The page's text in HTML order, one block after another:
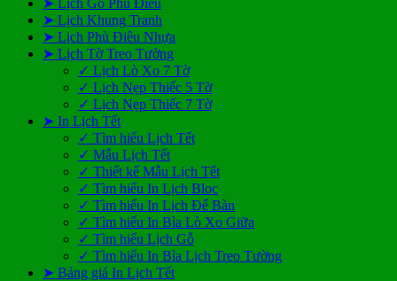
➤ Lịch Khung Tranh
➤ Lịch Phù Điêu Nhựa
➤ Lịch Tờ Treo Tường
✓ Lịch Lò Xo 7 Tờ
✓ Lịch Nẹp Thiếc 5 Tờ
✓ Lịch Nẹp Thiếc 7 Tờ
➤ In Lịch Tết
✓ Tìm hiểu Lịch Tết
✓ Mẫu Lịch Tết
✓ Thiết kế Mẫu Lịch Tết
✓ Tìm hiểu In Lịch Bloc
✓ Tìm hiểu In Lịch Để Bàn
✓ Tìm hiểu In Bìa Lò Xo Giữa
✓ Tìm hiểu Lịch Gỗ
✓ Tìm hiểu In Bìa Lịch Treo Tường
➤ Bảng giá In Lịch Tết